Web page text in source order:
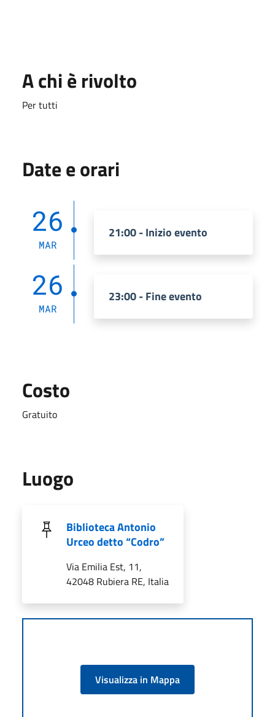
A chi è rivolto
Per tutti
Date e orari
26
MAR
21:00 - Inizio evento
26
MAR
23:00 - Fine evento
Costo
Gratuito
Luogo
Biblioteca Antonio
Urceo detto “Codro”
Via Emilia Est, 11,
42048 Rubiera RE, Italia
Visualizza in Mappa